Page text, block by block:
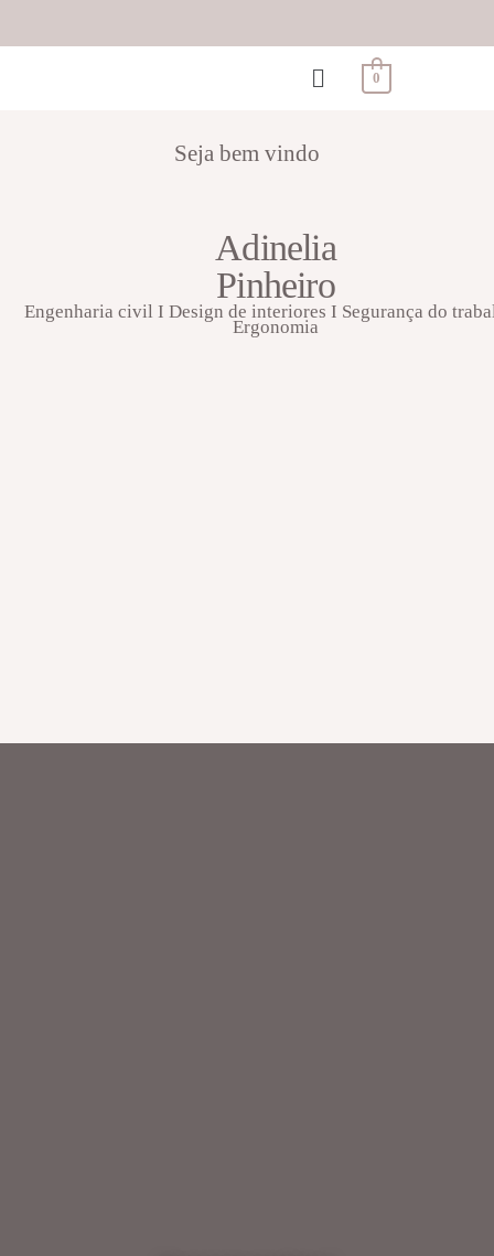
0
Seja bem vindo
Adinelia
Pinheiro
Engenharia civil I Design de interiores I Segurança do
Ergonomia